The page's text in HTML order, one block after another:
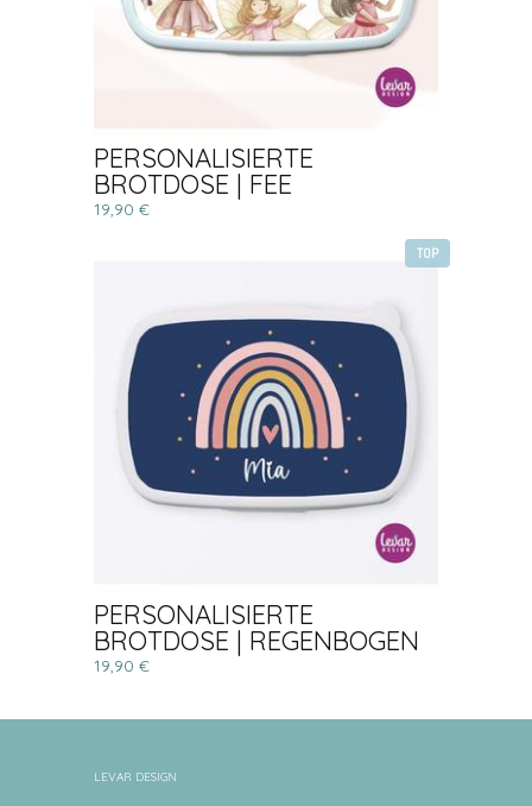
PERSONALISIERTE
BROTDOSE | FEE
19,90 €
TOP
PERSONALISIERTE
BROTDOSE | REGENBOGEN
19,90 €
LEVAR DESIGN